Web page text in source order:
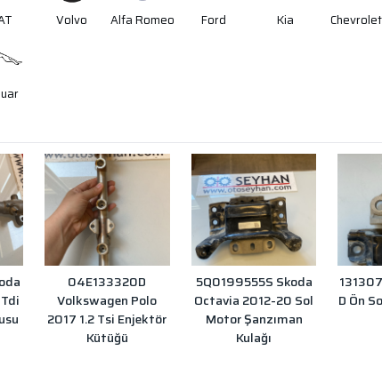
Volvo Alfa Romeo Ford Kia Chevrolet
04E133320D
Volkswagen Polo
2017 1.2 Tsi Enjektör
Kütüğü
5Q0199555S Skoda
Octavia 2012-20 Sol
Motor Şanzıman
Kulağı
D Ön